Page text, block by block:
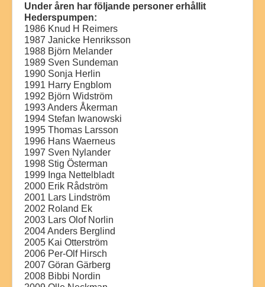
Under åren har följande personer erhållit
Hederspumpen:
1986 Knud H Reimers
1987 Janicke Henriksson
1988 Björn Melander
1989 Sven Sundeman
1990 Sonja Herlin
1991 Harry Engblom
1992 Björn Widström
1993 Anders Åkerman
1994 Stefan Iwanowski
1995 Thomas Larsson
1996 Hans Waerneus
1997 Sven Nylander
1998 Stig Österman
1999 Inga Nettelbladt
2000 Erik Rådström
2001 Lars Lindström
2002 Roland Ek
2003 Lars Olof Norlin
2004 Anders Berglind
2005 Kai Otterström
2006 Per-Olf Hirsch
2007 Göran Gärberg
2008 Bibbi Nordin